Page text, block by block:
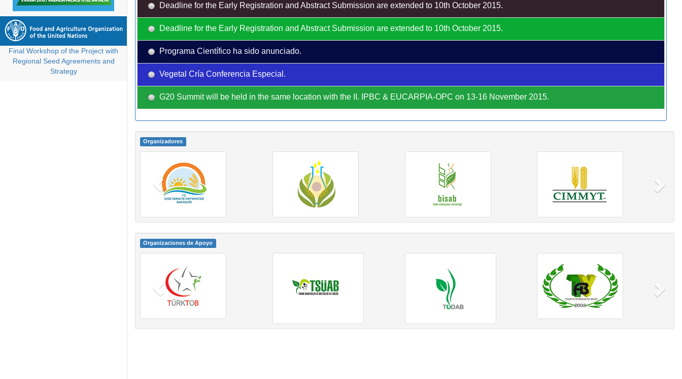
Final Workshop of the Project with
Regional Seed Agreements and
Strategy
Deadline for the Early Registration and Abstract Submission are extended to 10th October 2015.
Deadline for the Early Registration and Abstract Submission are extended to 10th October 2015.
Programa Científico ha sido anunciado.
Vegetal Cría Conferencia Especial.
G20 Summit will be held in the same location with the II. IPBC & EUCARPIA-OPC on 13-16 November 2015.
Organizadores
Organizaciones de Apoyo